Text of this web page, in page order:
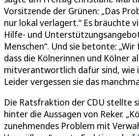
Vorsitzende der Grünen: „Das
nur lokal verlagert.“ Es bräuchte
Hilfe- und
Menschen“. Und sie betonte:
dass die Kölnerinnen und Kölner
mitverantwortlich dafür sind, wie
Leider vergessen sie das
Die Ratsfraktion der CDU stellte
hinter die Aussagen von Reker.
zunehmendes Problem mit